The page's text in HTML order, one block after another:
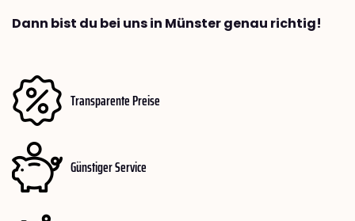
Dann bist du bei uns in Münster genau richtig!
Transparente Preise
Günstiger Service